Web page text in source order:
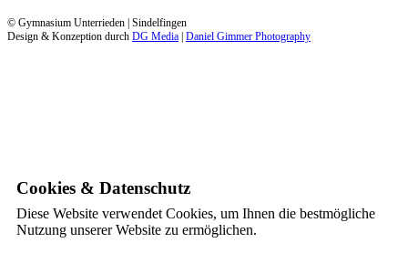
© Gymnasium Unterrieden | Sindelfingen
Design & Konzeption durch DG Media Daniel Gimmer Photography
Cookies & Datenschutz
Diese Website verwendet Cookies, um Ihnen die bestmögliche
Nutzung unserer Website zu ermöglichen.